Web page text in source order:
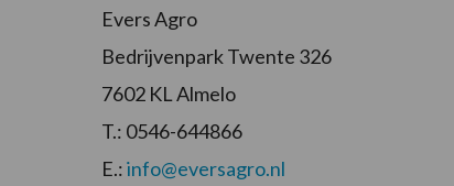
Evers Agro
Bedrijvenpark Twente 326
7602 KL Almelo
T.: 0546-644866
E.:info@eversagro.nl